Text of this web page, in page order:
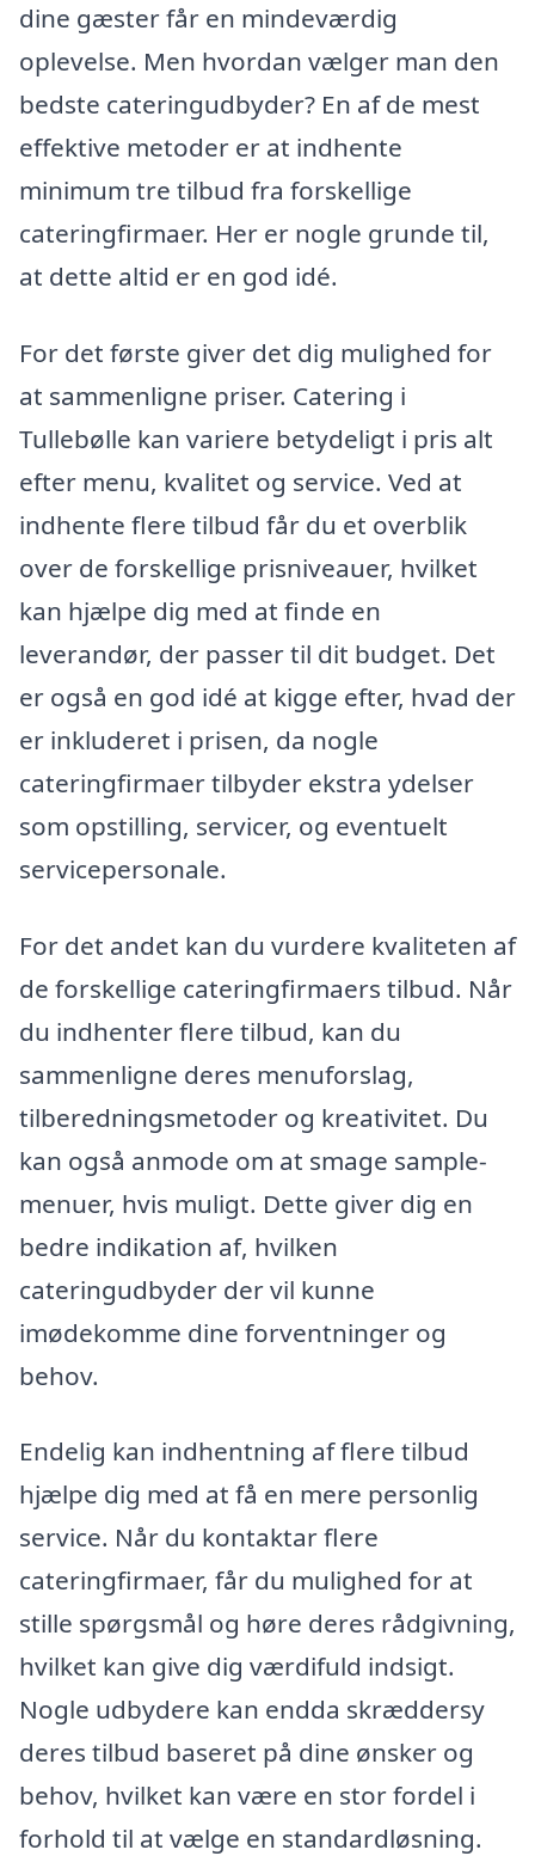
dine gæster får en mindeværdig
oplevelse. Men hvordan vælger man den
bedste cateringudbyder? En af de mest
effektive metoder er at indhente
minimum tre tilbud fra forskellige
cateringfirmaer. Her er nogle grunde til,
at dette altid er en god idé.
For det første giver det dig mulighed for
at sammenligne priser. Catering i
Tullebølle kan variere betydeligt i pris alt
efter menu, kvalitet og service. Ved at
indhente flere tilbud får du et overblik
over de forskellige prisniveauer, hvilket
kan hjælpe dig med at finde en
leverandør, der passer til dit budget. Det
er også en god idé at kigge efter, hvad der
er inkluderet i prisen, da nogle
cateringfirmaer tilbyder ekstra ydelser
som opstilling, servicer, og eventuelt
servicepersonale.
For det andet kan du vurdere kvaliteten af
de forskellige cateringfirmaers tilbud. Når
du indhenter flere tilbud, kan du
sammenligne deres menuforslag,
tilberedningsmetoder og kreativitet. Du
kan også anmode om at smage sample-
menuer, hvis muligt. Dette giver dig en
bedre indikation af, hvilken
cateringudbyder der vil kunne
imødekomme dine forventninger og
behov.
Endelig kan indhentning af flere tilbud
hjælpe dig med at få en mere personlig
service. Når du kontaktar flere
cateringfirmaer, får du mulighed for at
stille spørgsmål og høre deres rådgivning,
hvilket kan give dig værdifuld indsigt.
Nogle udbydere kan endda skræddersy
deres tilbud baseret på dine ønsker og
behov, hvilket kan være en stor fordel i
forhold til at vælge en standardløsning.